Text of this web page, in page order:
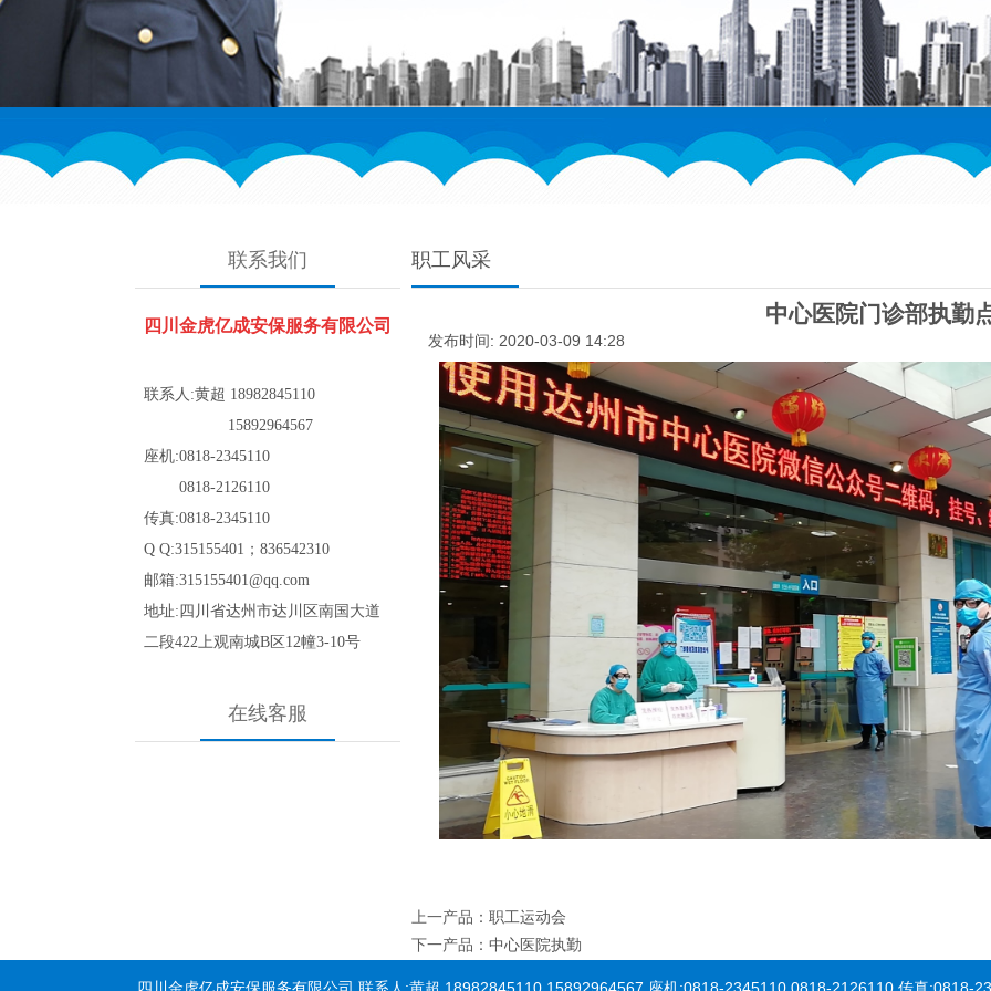
联系我们
四川金虎亿成安保服务有限公司
联系人:黄超 18982845110
15892964567
座机:0818-2345110
0818-2126110
传真:0818-2345110
Q Q:315155401；836542310
邮箱:315155401@qq.com
地址:四川省达州市达川区南国大道
二段422上观南城B区12幢3-10号
在线客服
职工风采
中心医院门诊部执勤
发布时间: 2020-03-09 14:28
上一产品 ： 职工运动会
下一产品 ： 中心医院执勤